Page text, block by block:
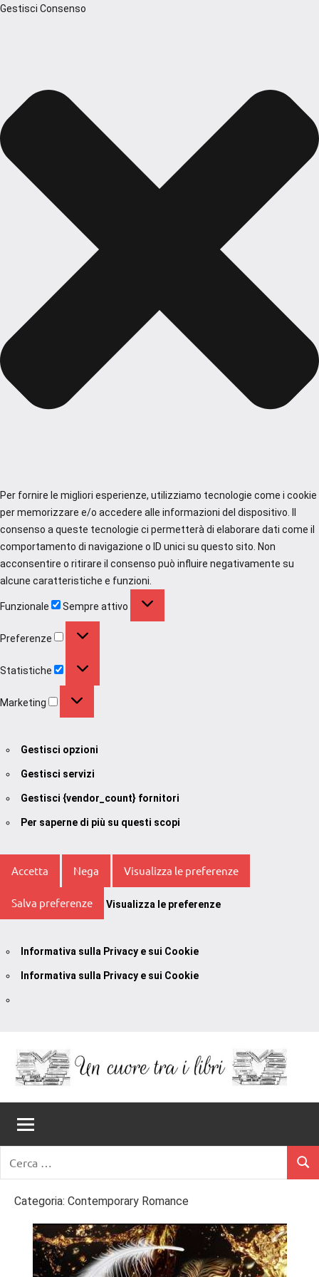
Gestisci Consenso
Per fornire le migliori esperienze, utilizziamo tecnologie come i cookie
per memorizzare e/o accedere alle informazioni del dispositivo. Il
consenso a queste tecnologie ci permetterà di elaborare dati come il
comportamento di navigazione o ID unici su questo sito. Non
acconsentire o ritirare il consenso può influire negativamente su
alcune caratteristiche e funzioni.
Funzionale Sempre attivo
Preferenze
Statistiche
Marketing
Gestisci opzioni
Gestisci servizi
Gestisci {vendor_count} fornitori
Per saperne di più su questi scopi
Accetta Nega Visualizza le preferenze
Salva preferenze Visualizza le preferenze
Informativa sulla Privacy e sui Cookie
Informativa sulla Privacy e sui Cookie
contenuto
Un
Cuore
Tra
I
Libri
romanzi
romance
e
non
solo.
anteprime,
cover
reveal,
per:
Categoria: Contemporary Romance